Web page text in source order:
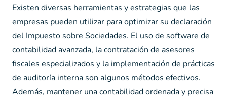
Existen diversas herramientas y estrategias que las
empresas pueden utilizar para optimizar su declaración
del Impuesto sobre Sociedades. El uso de software de
contabilidad avanzada, la contratación de asesores
fiscales especializados y la implementación de prácticas
de auditoría interna son algunos métodos efectivos.
Además, mantener una contabilidad ordenada y precisa